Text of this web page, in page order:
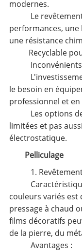
modernes.
Le
performances,
une résistance
Recyclable
le besoin en
professionnel et
Les options
limitées et pas
électrostatique.
Pelliculage
1.
couleurs variés est
pressage à chaud
films décoratifs
de la pierre, du
Avantages :